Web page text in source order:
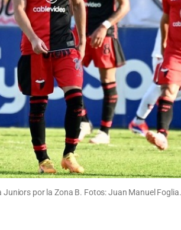
Juniors por la Zona B. Fotos: Juan Manuel Foglia.